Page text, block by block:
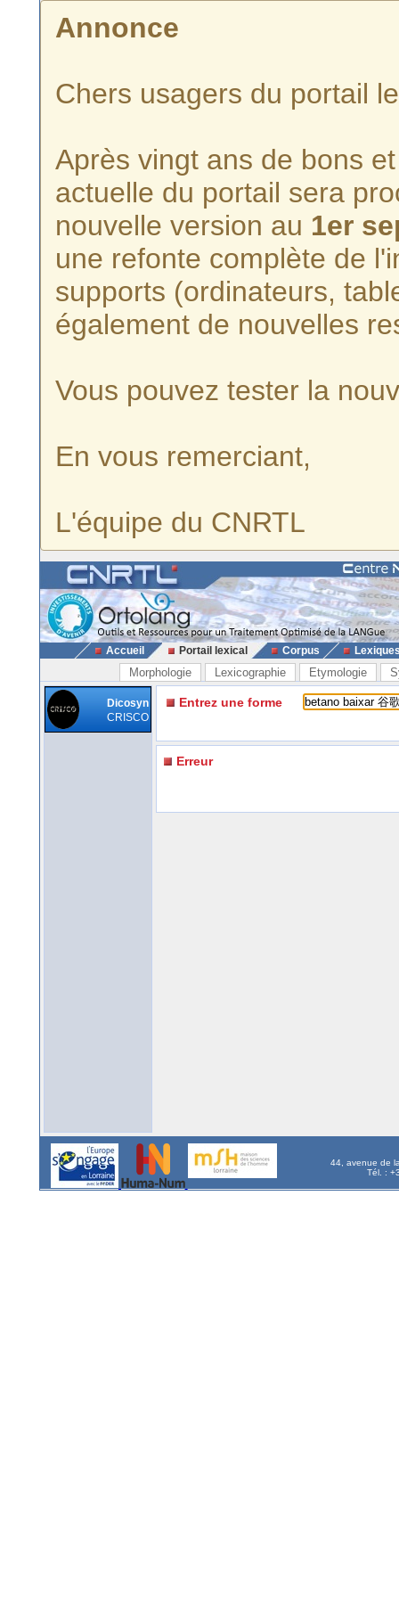
Annonce
Chers usagers du portail
Après vingt ans de bons
actuelle du portail sera
nouvelle version au 1er
une refonte complète de
supports (ordinateurs,
également de nouvelles
Vous pouvez tester la
En vous remerciant,
L'équipe du CNRTL
Accueil Portail lexical Corpus
Morphologie Lexicographie Etymologie
Dicosyn
CRISCO
Entrez une forme
Erreur
44, avenue de
Tél. :